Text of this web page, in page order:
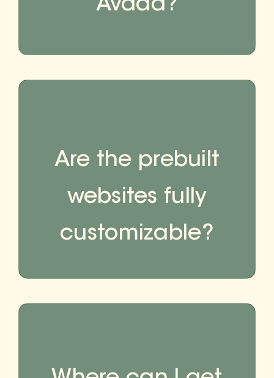
Avada?
Are the prebuilt
websites fully
customizable?